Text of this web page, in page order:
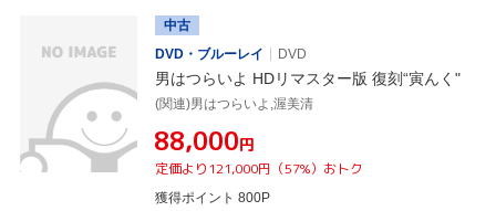
中古
DVD・ブルーレイ
DVD
男はつらいよ HDリマスター版 復刻“寅んく"
(関連)男はつらいよ,渥美清
¥88,000円
定価より121,000円（57%）おトク
獲得ポイント 800P